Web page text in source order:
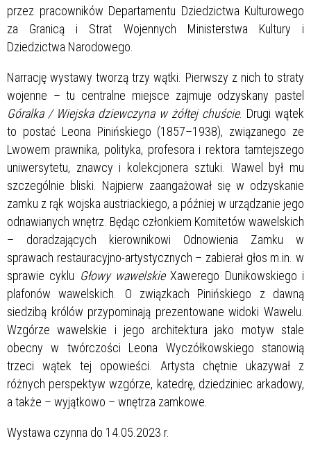
przez pracowników Departamentu Dziedzictwa Kulturowego
za Granicą i Strat Wojennych Ministerstwa Kultury i
Dziedzictwa Narodowego.
Narrację wystawy tworzą trzy wątki. Pierwszy z nich to straty
wojenne – tu centralne miejsce zajmuje odzyskany pastel
Góralka / Wiejska dziewczyna w żółtej chuście. Drugi wątek
to postać Leona Pinińskiego (1857–1938), związanego ze
Lwowem prawnika, polityka, profesora i rektora tamtejszego
uniwersytetu, znawcy i kolekcjonera sztuki. Wawel był mu
szczególnie bliski. Najpierw zaangażował się w odzyskanie
zamku z rąk wojska austriackiego, a później w urządzanie jego
odnawianych wnętrz. Będąc członkiem Komitetów wawelskich
– doradzających kierownikowi Odnowienia Zamku w
sprawach restauracyjno-artystycznych – zabierał głos m.in. w
sprawie cyklu Głowy wawelskie Xawerego Dunikowskiego i
plafonów wawelskich. O związkach Pinińskiego z dawną
siedzibą królów przypominają prezentowane widoki Wawelu.
Wzgórze wawelskie i jego architektura jako motyw stale
obecny w twórczości Leona Wyczółkowskiego stanowią
trzeci wątek tej opowieści. Artysta chętnie ukazywał z
różnych perspektyw wzgórze, katedrę, dziedziniec arkadowy,
a także – wyjątkowo – wnętrza zamkowe.
Wystawa czynna do 14.05.2023 r.